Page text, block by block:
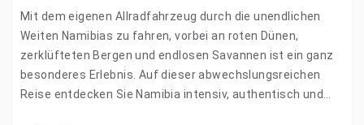
Mit dem eigenen Allradfahrzeug durch die unendlichen
Weiten Namibias zu fahren, vorbei an roten Dünen,
zerklüfteten Bergen und endlosen Savannen ist ein ganz
besonderes Erlebnis. Auf dieser abwechslungsreichen
Reise entdecken Sie Namibia intensiv, authentisch und